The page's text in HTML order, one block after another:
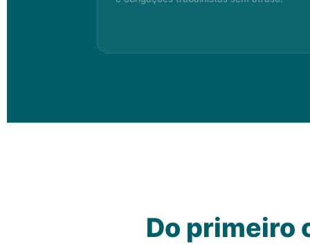
Do primeiro